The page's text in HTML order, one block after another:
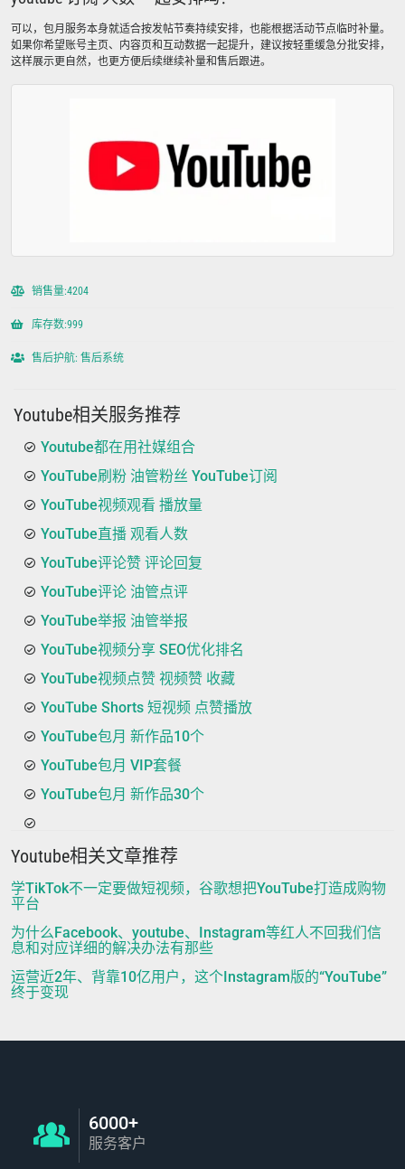
可以，包月服务本身就适合按发帖节奏持续安排，也能根据活动节点临时补量。
如果你希望账号主页、内容页和互动数据一起提升，建议按轻重缓急分批安排，
这样展示更自然，也更方便后续继续补量和售后跟进。
销售量:4204
库存数:999
售后护航: 售后系统
Youtube相关服务推荐
Youtube都在用社媒组合
YouTube刷粉 油管粉丝 YouTube订阅
YouTube视频观看 播放量
YouTube直播 观看人数
YouTube评论赞 评论回复
YouTube评论 油管点评
YouTube举报 油管举报
YouTube视频分享 SEO优化排名
YouTube视频点赞 视频赞 收藏
YouTube Shorts 短视频 点赞播放
YouTube包月 新作品10个
YouTube包月 VIP套餐
YouTube包月 新作品30个
Youtube相关文章推荐
学TikTok不一定要做短视频，谷歌想把YouTube打造成购物
平台
为什么Facebook、youtube、Instagram等红人不回我们信
息和对应详细的解决办法有那些
运营近2年、背靠10亿用户，这个Instagram版的“YouTube”
终于变现
6000+
服务客户